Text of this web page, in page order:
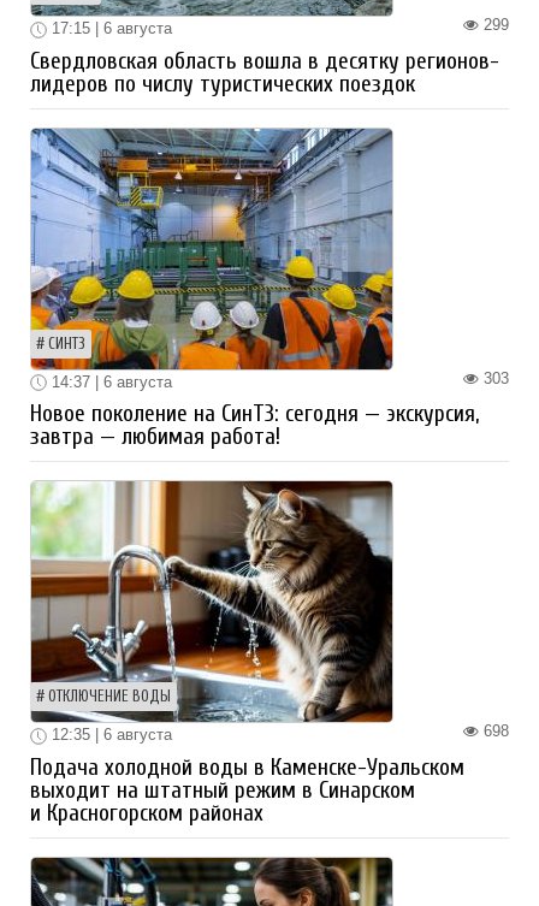
299
17:15 | 6 августа
Свердловская область вошла в десятку регионов-
лидеров по числу туристических поездок
СИНТЗ
303
14:37 | 6 августа
Новое поколение на СинТЗ: сегодня — экскурсия,
завтра — любимая работа!
ОТКЛЮЧЕНИЕ ВОДЫ
698
12:35 | 6 августа
Подача холодной воды в Каменске-Уральском
выходит на штатный режим в Синарском
и Красногорском районах